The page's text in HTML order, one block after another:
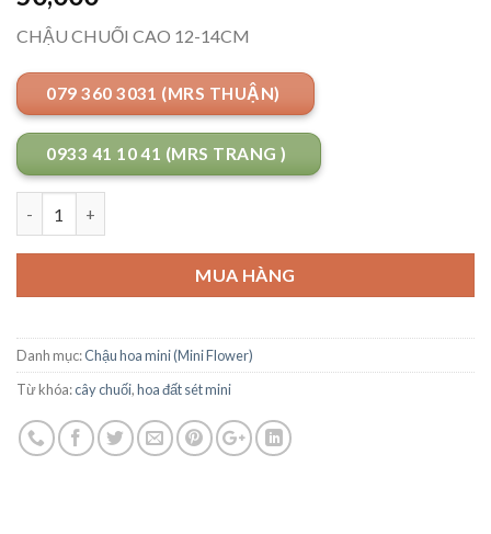
CHẬU CHUỐI CAO 12-14CM
079 360 3031 (MRS THUẬN)
0933 41 10 41 (MRS TRANG )
MUA HÀNG
Danh mục:Chậu hoa mini (Mini Flower)
Từ khóa:cây chuối,hoa đất sét mini